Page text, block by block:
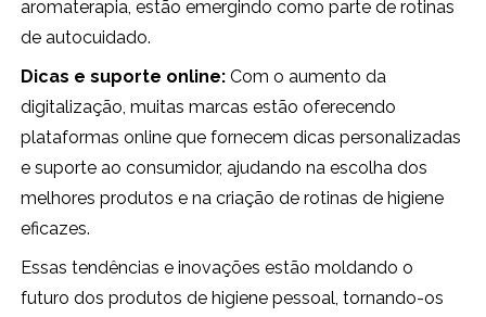
aromaterapia, estão emergindo como parte de rotinas
de autocuidado.
Dicas e suporte online: Com o aumento da
digitalização, muitas marcas estão oferecendo
plataformas online que fornecem dicas personalizadas
e suporte ao consumidor, ajudando na escolha dos
melhores produtos e na criação de rotinas de higiene
eficazes.
Essas tendências e inovações estão moldando o
futuro dos produtos de higiene pessoal, tornando-os